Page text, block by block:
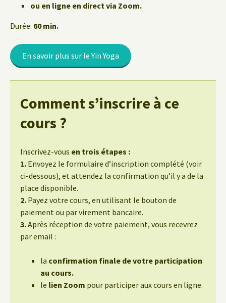
ou en ligne en direct via Zoom.
Durée: 60 min.
En savoir plus sur le Yin Yoga
Comment s’inscrire à ce
cours ?
Inscrivez-vous en trois étapes :
1. Envoyez le formulaire d’inscription complété (voir
ci-dessous), et attendez la confirmation qu’il y a de la
place disponible.
2. Payez votre cours, en utilisant le bouton de
paiement ou par virement bancaire.
3.Après réception de votre paiement, vous recevrez
par email :
la confirmation finale de votre participation
au cours.
le lien Zoom pour participer aux cours en ligne.